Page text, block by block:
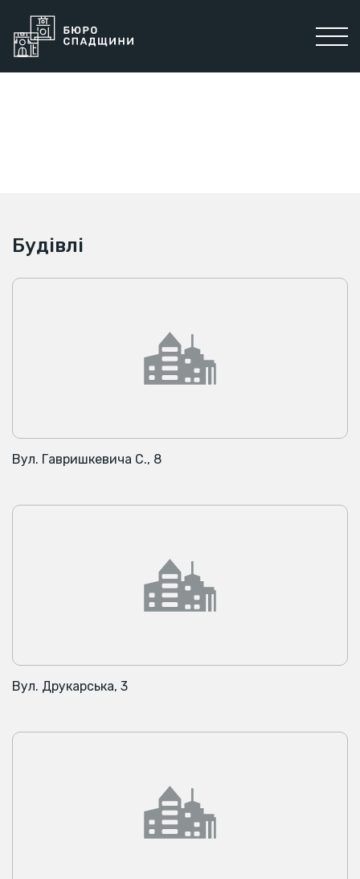
Будівлі
Вул. Гавришкевича С., 8
Вул. Друкарська, 3